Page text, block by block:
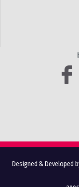
Designed & Developed